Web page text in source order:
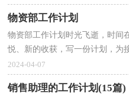
物资部工作计划
物资部工作计划时光飞逝，时间
悦、新的收获，写一份计划，为
才能发挥它最大的作用呢？下面
2024-04-07
销售助理的工作计划(15篇)